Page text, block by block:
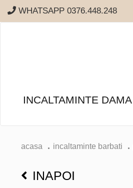
WHATSAPP 0376.448.248
INCALTAMINTE DAMA
acasa incaltaminte barbati
INAPOI